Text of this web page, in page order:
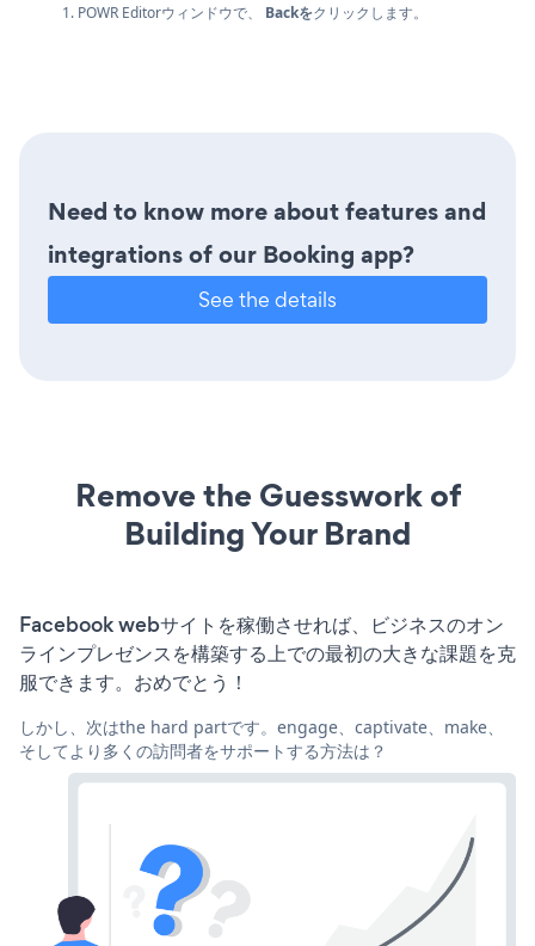
1. POWR Editorウィンドウで、 Backをクリックします。
Need to know more about features and
integrations of our Booking app?
See the details
Remove the Guesswork of
Building Your Brand
Facebook webサイトを稼働させれば、ビジネスのオン
ラインプレゼンスを構築する上での最初の大きな課題を克
服できます。おめでとう！
しかし、次はthe hard partです。engage、captivate、make、
そしてより多くの訪問者をサポートする方法は？